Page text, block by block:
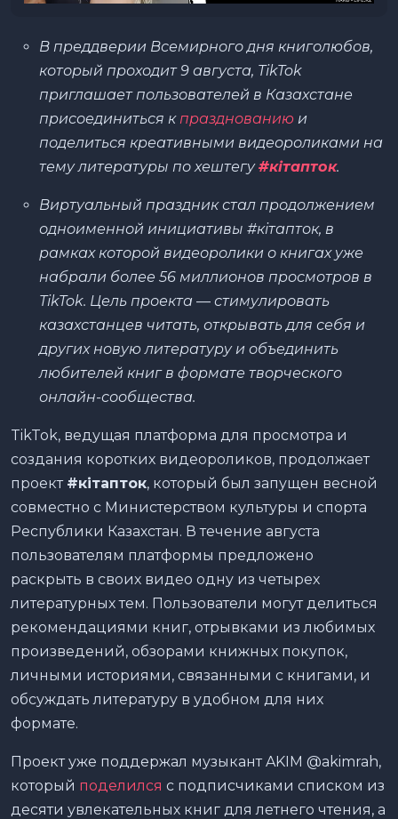
В преддверии Всемирного дня книголюбов,
который проходит 9 августа, TikTok
приглашает пользователей в Казахстане
присоединиться к празднованию и
поделиться креативными видеороликами на
тему литературы по хештегу#кiтапток.
Виртуальный праздник стал продолжением
одноименной инициативы #кiтапток, в
рамках которой видеоролики о книгах уже
набрали более 56 миллионов просмотров в
TikTok. Цель проекта — стимулировать
казахстанцев читать, открывать для себя и
других новую литературу и объединить
любителей книг в формате творческого
онлайн-сообщества.
TikTok, ведущая платформа для просмотра и
создания коротких видеороликов, продолжает
проект #кiтапток, который был запущен весной
совместно с Министерством культуры и спорта
Республики Казахстан. В течение августа
пользователям платформы предложено
раскрыть в своих видео одну из четырех
литературных тем. Пользователи могут делиться
рекомендациями книг, отрывками из любимых
произведений, обзорами книжных покупок,
личными историями, связанными с книгами, и
обсуждать литературу в удобном для них
формате.
Проект уже поддержал музыкант AKIM @akimrah,
который поделился с подписчиками списком из
десяти увлекательных книг для летнего чтения, а